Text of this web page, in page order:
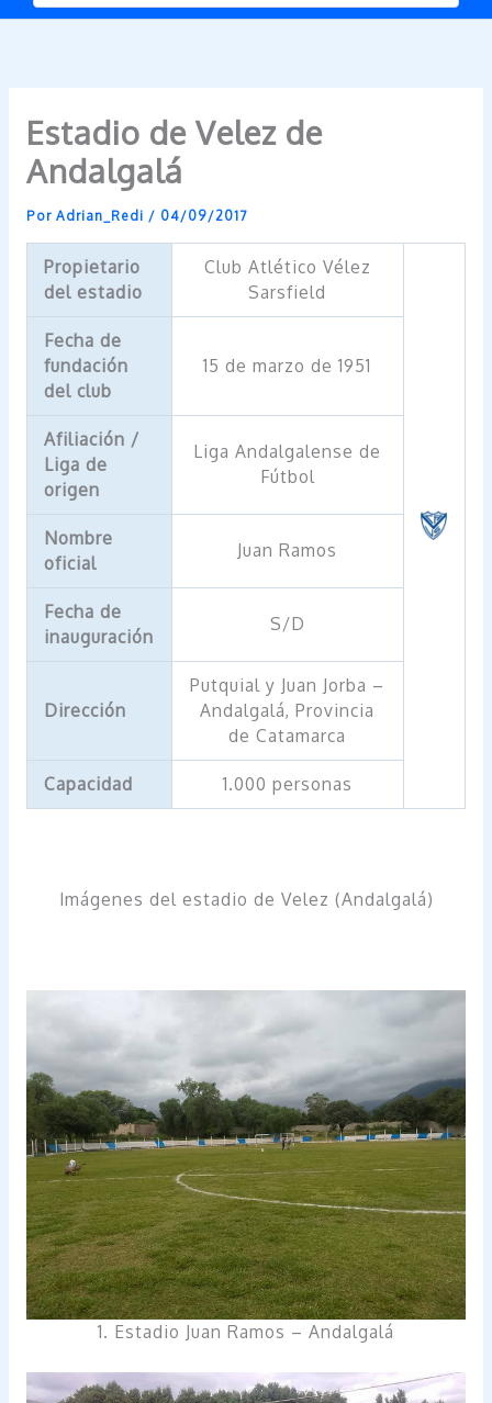
Estadio de Velez de
Andalgalá
Por Adrian_Redi / 04/09/2017
Propietario
del estadio
Club Atlético Vélez
Sarsfield
Fecha de
fundación
del club
15 de marzo de 1951
Afiliación /
Liga de
origen
Liga Andalgalense de
Fútbol
Nombre
oficial
Juan Ramos
Fecha de
inauguración
S/D
Dirección
Putquial y Juan Jorba –
Andalgalá, Provincia
de Catamarca
Capacidad 1.000 personas
Imágenes del estadio de Velez (Andalgalá)
1. Estadio Juan Ramos – Andalgalá